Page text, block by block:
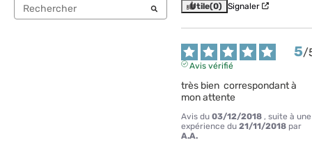
Utile(0) Signaler
5/
Avis vérifié
très bien  correspondant à
mon attente
Avis du 03/12/2018 , suite à une
expérience du 21/11/2018 par
A.A.